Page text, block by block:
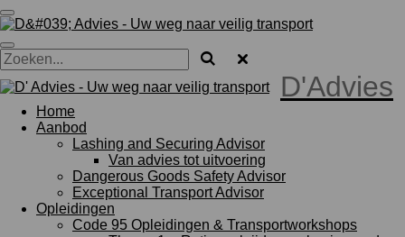
Ga
direct
naar
de
hoofdinhoud
D'Advies
Home
Aanbod
Lashing and Securing Advisor
Van advies tot uitvoering
Dangerous Goods Safety Advisor
Exceptional Transport Advisor
Opleidingen
Code 95 Opleidingen & Transportworkshops